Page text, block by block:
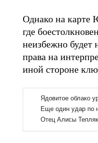
Однако на карте
где
неизбежно будет
права на
иной стороне